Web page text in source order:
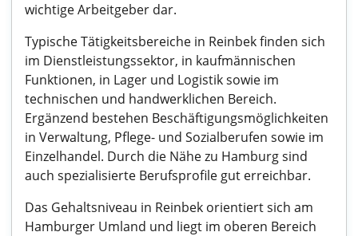
wichtige Arbeitgeber dar.
Typische Tätigkeitsbereiche in Reinbek finden sich
im Dienstleistungssektor, in kaufmännischen
Funktionen, in Lager und Logistik sowie im
technischen und handwerklichen Bereich.
Ergänzend bestehen Beschäftigungsmöglichkeiten
in Verwaltung, Pflege- und Sozialberufen sowie im
Einzelhandel. Durch die Nähe zu Hamburg sind
auch spezialisierte Berufsprofile gut erreichbar.
Das Gehaltsniveau in Reinbek orientiert sich am
Hamburger Umland und liegt im oberen Bereich